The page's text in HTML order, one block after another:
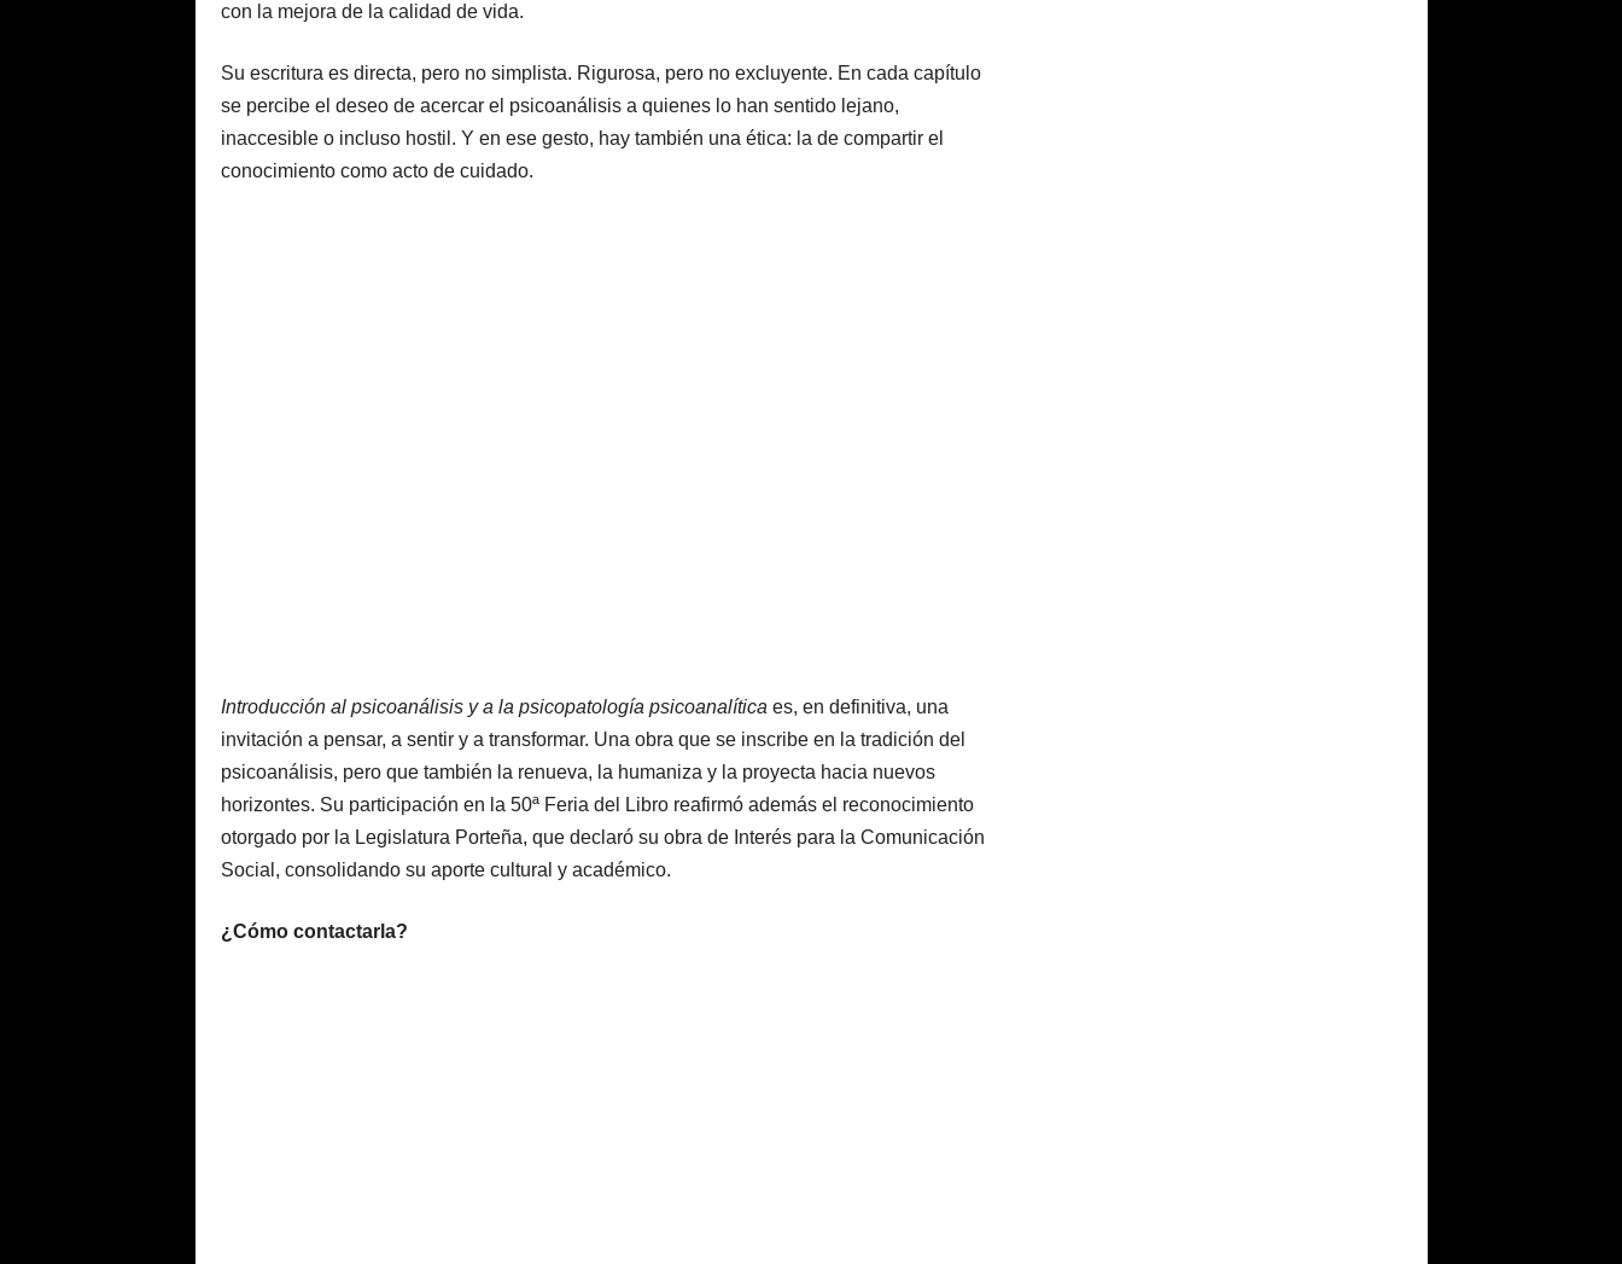
con la mejora de la calidad de vida.
Su escritura es directa, pero no simplista. Rigurosa, pero no excluyente. En cada capítulo
se percibe el deseo de acercar el psicoanálisis a quienes lo han sentido lejano,
inaccesible o incluso hostil. Y en ese gesto, hay también una ética: la de compartir el
conocimiento como acto de cuidado.
Introducción al psicoanálisis y a la psicopatología psicoanalítica es, en definitiva, una
invitación a pensar, a sentir y a transformar. Una obra que se inscribe en la tradición del
psicoanálisis, pero que también la renueva, la humaniza y la proyecta hacia nuevos
horizontes. Su participación en la 50ª Feria del Libro reafirmó además el reconocimiento
otorgado por la Legislatura Porteña, que declaró su obra de Interés para la Comunicación
Social, consolidando su aporte cultural y académico.
¿Cómo contactarla?